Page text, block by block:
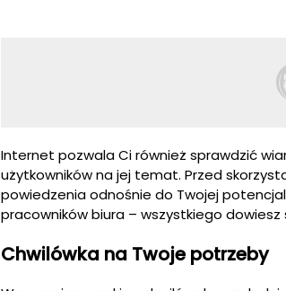
Internet pozwala Ci również sprawdzić
użytkowników na jej temat. Przed
powiedzenia odnośnie do Twojej
pracowników biura – wszystkiego
Chwilówka na Twoje potrzeby